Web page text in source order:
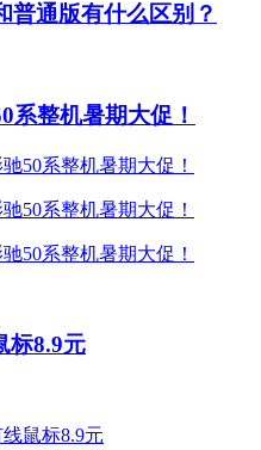
普通版有什么区别？
系整机暑期大促！
标8.9元